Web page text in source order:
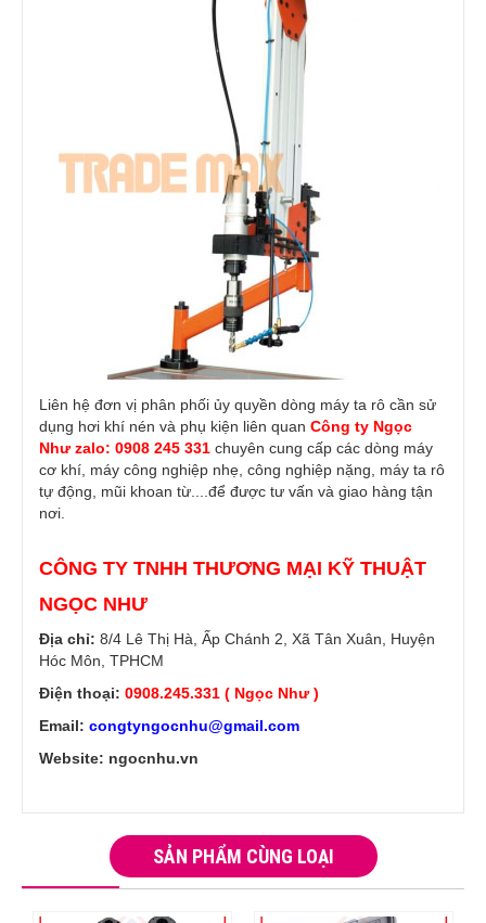
Liên hệ đơn vị phân phối ủy quyền dòng máy ta rô cần sử
dụng hơi khí nén và phụ kiện liên quan Công ty Ngọc
Như zalo: 0908 245 331 chuyên cung cấp các dòng máy
cơ khí, máy công nghiệp nhẹ, công nghiệp nặng, máy ta rô
tự động
mũi khoan từ ....để được tư vấn và giao hàng tận
nơi.
CÔNG TY TNHH THƯƠNG MẠI KỸ THUẬT
NGỌC NHƯ
Địa chỉ: 8/4 Lê Thị Hà, Ấp Chánh 2, Xã Tân Xuân, Huyện
Hóc Môn, TPHCM
Điện thoại: 0908.245.331 ( Ngọc Như )
Email: congtyngocnhu@gmail.com
Website: ngocnhu.vn
SẢN PHẨM CÙNG LOẠI